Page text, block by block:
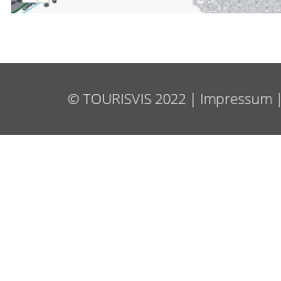
©TOURISVIS2022 | Impressum|